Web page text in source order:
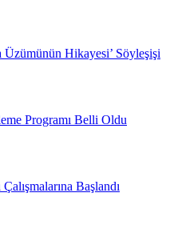
Üzümünün Hikayesi’ Söyleşişi
Programı Belli Oldu
Başlandı